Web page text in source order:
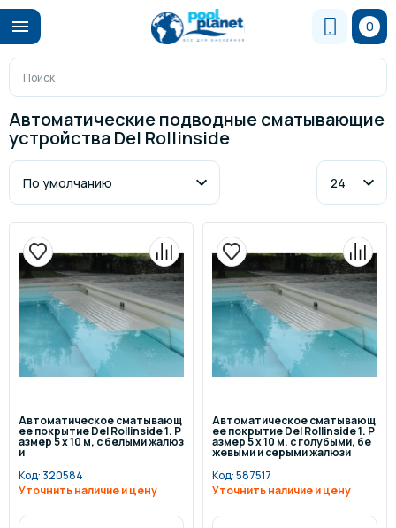
0
Автоматические подводные сматывающие
устройства Del Rollinside
Автоматическое сматывающ
ее покрытие Del Rollinside 1. Р
азмер 5 х 10 м, с белыми жалюз
и
Код:320584
Уточнить наличие и цену
Автоматическое сматывающ
ее покрытие Del Rollinside 1. Р
азмер 5 х 10 м, с голубыми, бе
жевыми и серыми жалюзи
Код:587517
Уточнить наличие и цену